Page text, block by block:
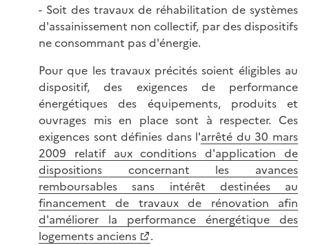
- Soit des travaux de réhabilitation de systèmes
d'assainissement non collectif, par des dispositifs
ne consommant pas d'énergie.
Pour que les travaux précités soient éligibles au
dispositif, des exigences de performance
énergétiques des équipements, produits et
ouvrages mis en place sont à respecter. Ces
exigences sont définies dans l'arrêté du 30 mars
2009 relatif aux conditions d'application de
dispositions concernant les avances
remboursables sans intérêt destinées au
financement de travaux de rénovation afin
d'améliorer la performance énergétique des
logements anciens
.